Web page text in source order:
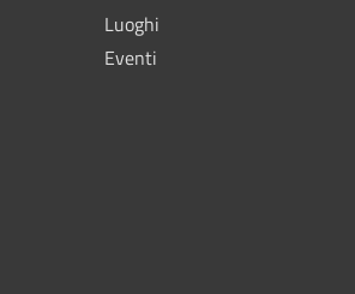
Luoghi
Eventi